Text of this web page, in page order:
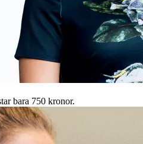
bara 750 kronor.